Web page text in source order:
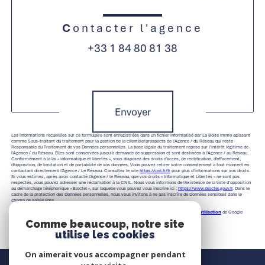
Contacter l'agence
+33 1 84 80 81 38
Envoyer
Les informations recueillies sur ce formulaire sont enregistrées dans un fichier informatisé par La Boite Immo agissant
comme Sous-traitant du traitement pour la gestion de la clientèle/prospects de l'Agence / du Réseau qui reste
Responsable du Traitement de vos Données personnelles. La base légale du traitement repose sur l'intérêt légitime de
l'Agence / du Réseau. Elles sont conservées jusqu'à demande de suppression et sont destinées à l'Agence / au Réseau.
Conformément à la loi « informatique et libertés », vous disposez des droits d’accès, de rectification, d’effacement,
d’opposition, de limitation et de portabilité de vos données. Vous pouvez retirer votre consentement à tout moment en
contactant directement l’Agence / Le Réseau. Consultez le site https://cnil.fr/fr pour plus d’informations sur vos droits.
Si vous estimez, après avoir contacté l'Agence / le Réseau, que vos droits « Informatique et Libertés » ne sont pas
respectés, vous pouvez adresser une réclamation à la CNIL. Nous vous informons de l’existence de la liste d'opposition
au démarchage téléphonique « Bloctel », sur laquelle vous pouvez vous inscrire ici : https://www.bloctel.gouv.fr. Dans le
cadre de la protection des Données personnelles, nous vous invitons à ne pas inscrire de Données sensibles dans le
champ de saisie libre.
Conditions d'utilisation de Google
Comme beaucoup, notre site
utilise les cookies
On aimerait vous accompagner pendant